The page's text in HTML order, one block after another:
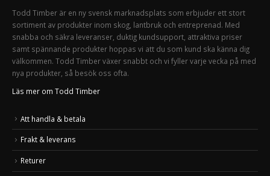
Todd Timber är en ny svensk marknadsplats som erbjuder ett stort
sortiment av produkter inom skog, lantbruk och entreprenad. Med
snabba och säkra leveranser, duktig kundsupport, attraktiva priser
samt spännande produkter hoppas vi att du som kund ska känna dig
välkommen. Todd Timber växer snabbt och vi fyller varje vecka på med
nya produkter, så besök oss ofta.
Läs mer om Todd Timber
Att handla & betala
Frakt & leverans
Returer